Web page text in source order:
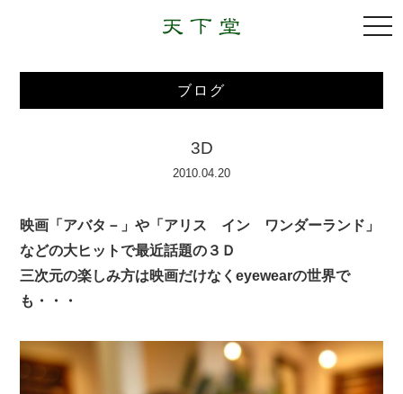
ブログ
3D
2010.04.20
映画「アバタ－」や「アリス イン ワンダーランド」
などの大ヒットで最近話題の３Ｄ
三次元の楽しみ方は映画だけなくeyewearの世界で
も・・・